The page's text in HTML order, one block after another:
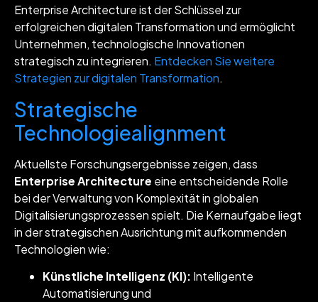
Enterprise Architecture ist der Schlüssel zur
erfolgreichen digitalen Transformation und ermöglicht
Unternehmen, technologische Innovationen
strategisch zu integrieren. Entdecken Sie weitere
Strategien zur digitalen Transformation.
Strategische
Technologiealignment
Aktuellste Forschungsergebnisse zeigen, dass
Enterprise Architecture eine entscheidende Rolle
bei der Verwaltung von Komplexität in globalen
Digitalisierungsprozessen spielt. Die Kernaufgabe liegt
in der strategischen Ausrichtung mit aufkommenden
Technologien wie:
Künstliche Intelligenz (KI): Intelligente
Automatisierung und